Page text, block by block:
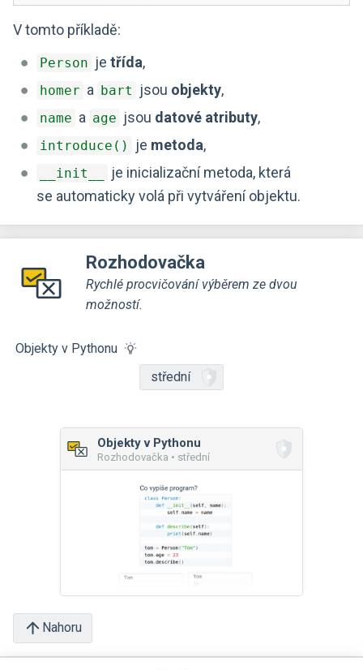
V tomto příkladě:
Person jetřída,
homer a bart jsou objekty,
name a age jsou datové atributy,
introduce() je metoda,
__init__
je inicializační metoda, která
se automaticky volá při vytváření objektu.
Rozhodovačka
Rychlé procvičování výběrem ze dvou
možností.
Objekty v Pythonu
střední
Objekty v Pythonu
Rozhodovačka • střední
Nahoru